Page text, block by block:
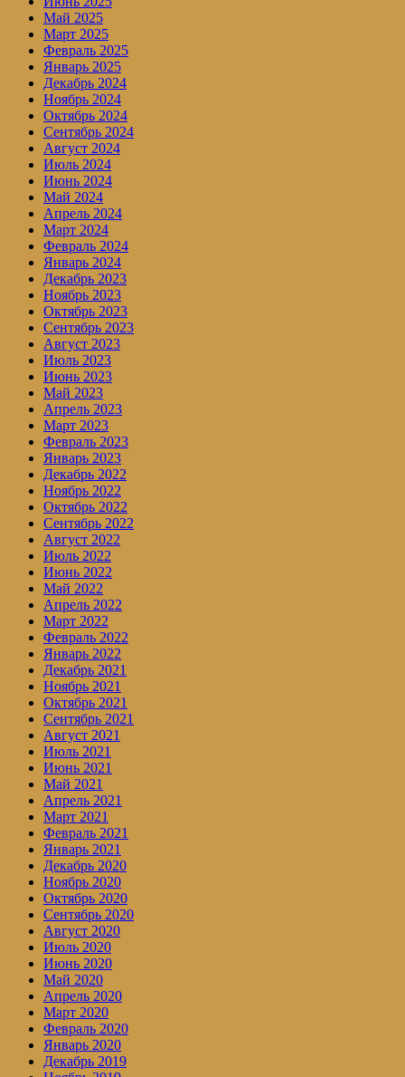
Май 2025
Март 2025
Февраль 2025
Январь 2025
Декабрь 2024
Ноябрь 2024
Октябрь 2024
Сентябрь 2024
Август 2024
Июль 2024
Июнь 2024
Май 2024
Апрель 2024
Март 2024
Февраль 2024
Январь 2024
Декабрь 2023
Ноябрь 2023
Октябрь 2023
Сентябрь 2023
Август 2023
Июль 2023
Июнь 2023
Май 2023
Апрель 2023
Март 2023
Февраль 2023
Январь 2023
Декабрь 2022
Ноябрь 2022
Октябрь 2022
Сентябрь 2022
Август 2022
Июль 2022
Июнь 2022
Май 2022
Апрель 2022
Март 2022
Февраль 2022
Январь 2022
Декабрь 2021
Ноябрь 2021
Октябрь 2021
Сентябрь 2021
Август 2021
Июль 2021
Июнь 2021
Май 2021
Апрель 2021
Март 2021
Февраль 2021
Январь 2021
Декабрь 2020
Ноябрь 2020
Октябрь 2020
Сентябрь 2020
Август 2020
Июль 2020
Июнь 2020
Май 2020
Апрель 2020
Март 2020
Февраль 2020
Январь 2020
Декабрь 2019